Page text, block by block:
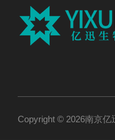
Copyright © 2026南京